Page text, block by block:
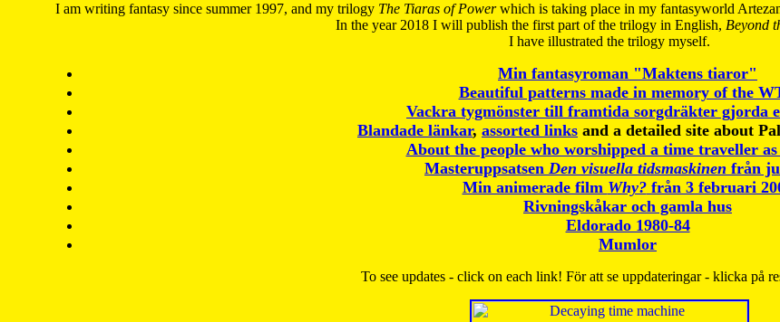
I am writing fantasy since summer 1997, and my trilogy The Tiaras of Powerwhich is taking place in my fantasyworld
In the year 2018 I will publish the first part of the trilogy in English, Beyond
I have illustrated the trilogy myself.
Min fantasyroman "Maktens tiaror"
Beautiful patterns made in memory of the
Vackra tygmönster till framtida sorgdräkter gjorda
Blandade länkar, assorted links and a detailed site about
About the people who worshipped a time traveller as
Masteruppsatsen Den visuella tidsmaskinen från
Min animerade film Why?från 3 februari
Rivningskåkar och gamla hus
Eldorado 1980-84
Mumlor
To see updates - click on each link! För att se uppdateringar - klicka på